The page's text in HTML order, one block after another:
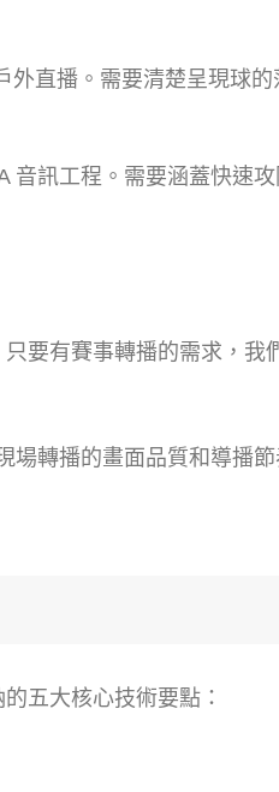
外直播。需要清楚呈現球的
音訊工程。需要涵蓋快速
要有賽事轉播的需求，我
場轉播的畫面品質和導播節
五大核心技術要點：